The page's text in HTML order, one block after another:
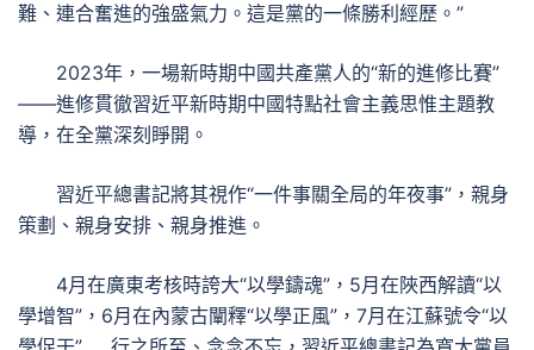
難、連合奮進的強盛氣力。這是黨的一條勝利經歷。”
2023年，一場新時期中國共產黨人的“新的進修比賽”
——進修貫徹習近平新時期中國特點社會主義思惟主題教
導，在全黨深刻睜開。
習近平總書記將其視作“一件事關全局的年夜事”，親身
策劃、親身安排、親身推進。
4月在廣東考核時誇大“以學鑄魂”，5月在陜西解讀“以
學增智”，6月在內蒙古闡釋“以學正風”，7月在江蘇號令“以